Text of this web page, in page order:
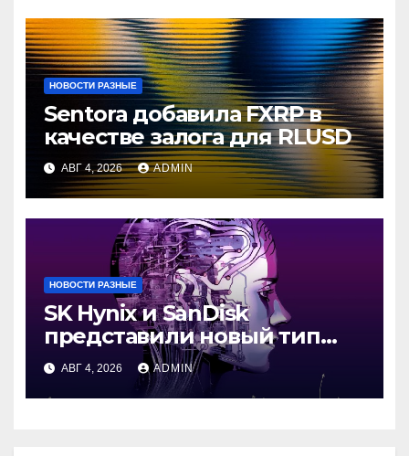
НОВОСТИ РАЗНЫЕ
Sentora добавила FXRP в
качестве залога для RLUSD
АВГ 4, 2026 ADMIN
НОВОСТИ РАЗНЫЕ
SK Hynix и SanDisk
представили новый тип
промежуточной памяти
АВГ 4, 2026 ADMIN